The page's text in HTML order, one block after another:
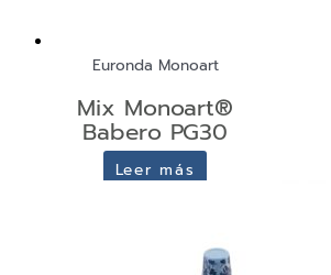
Euronda Monoart
Mix Monoart®
Babero PG30
Leer más